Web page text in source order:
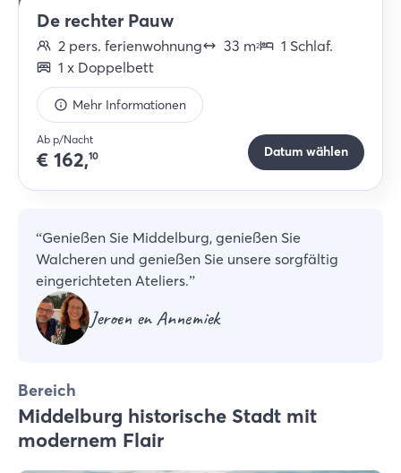
De rechter Pauw
2 pers. ferienwohnung 33 m2 1 Schlaf.
1 x Doppelbett
Mehr Informationen
Ab p/Nacht
€ 162,10 Datum wählen
“Genießen Sie Middelburg, genießen Sie
Walcheren und genießen Sie unsere sorgfältig
eingerichteten Ateliers.”
Jeroen en Annemiek
Bereich
Middelburg historische Stadt mit
modernem Flair